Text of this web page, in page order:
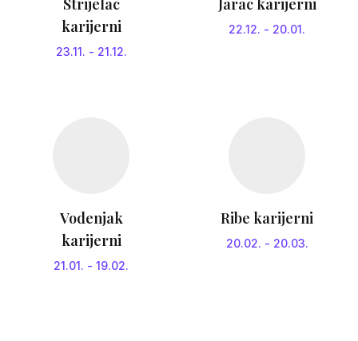
Strijelac
karijerni
23.11. - 21.12.
Jarac karijerni
22.12. - 20.01.
Vodenjak
karijerni
21.01. - 19.02.
Ribe karijerni
20.02. - 20.03.